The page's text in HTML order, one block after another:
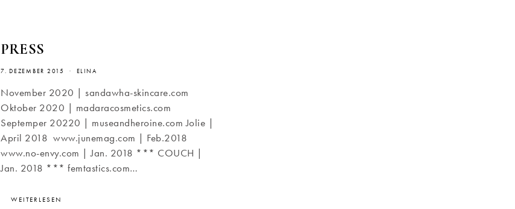
PRESS
7. DEZEMBER 2015 ELINA
November 2020 | sandawha-skincare.com
Oktober 2020 | madaracosmetics.com
Septemper 20220 | museandheroine.com Jolie |
April 2018 www.junemag.com | Feb.2018
www.no-envy.com | Jan. 2018 *** COUCH |
Jan. 2018 *** femtastics.com…
WEITERLESEN